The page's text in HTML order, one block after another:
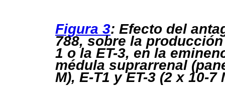
Figura 3: Efecto del
788, sobre la
1 o la ET-3, en la
médula suprarrenal
M), E-T1 y ET-3 (2 x 10-7